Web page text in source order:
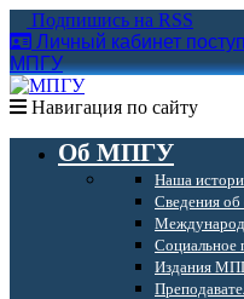
Подпишись на RSS
Личный кабинет
МПГУ
Навигация по сайту
Об МПГУ
Наша
Сведения об
Социальное
Издания